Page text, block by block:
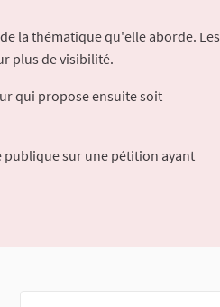
la thématique qu'elle aborde. Les
plus de visibilité.
qui propose ensuite soit
publique sur une pétition ayant